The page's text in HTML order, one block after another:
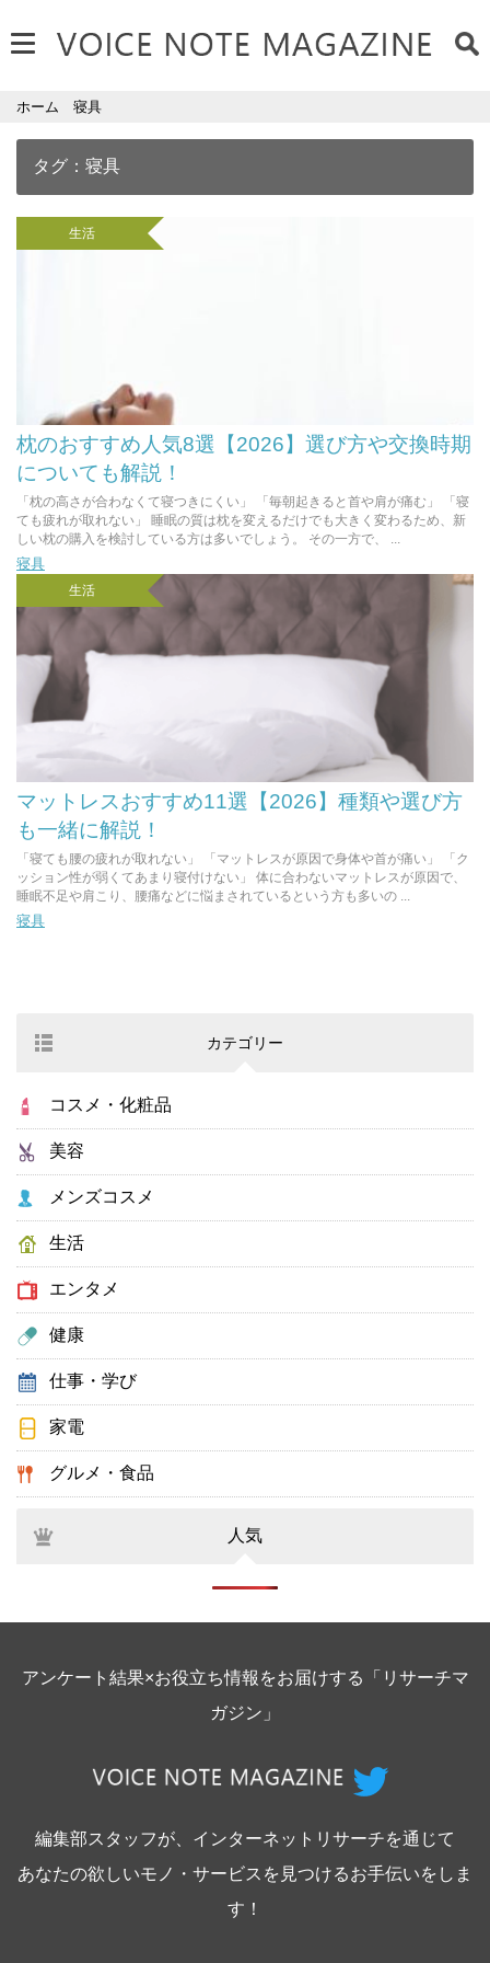
ホーム 寝具
タグ：寝具
生活
枕のおすすめ人気8選【2026】選び方や交換時期
についても解説！
「枕の高さが合わなくて寝つきにくい」 「毎朝起きると首や肩が痛む」 「寝
ても疲れが取れない」 睡眠の質は枕を変えるだけでも大きく変わるため、新
しい枕の購入を検討している方は多いでしょう。 その一方で、 ...
寝具
生活
マットレスおすすめ11選【2026】種類や選び方
も一緒に解説！
「寝ても腰の疲れが取れない」 「マットレスが原因で身体や首が痛い」 「ク
ッション性が弱くてあまり寝付けない」 体に合わないマットレスが原因で、
睡眠不足や肩こり、腰痛などに悩まされているという方も多いの ...
寝具
カテゴリー
コスメ・化粧品
美容
メンズコスメ
生活
エンタメ
健康
仕事・学び
家電
グルメ・食品
人気
アンケート結果×お役立ち情報をお届けする「リサーチマ
ガジン」
編集部スタッフが、インターネットリサーチを通じて
あなたの欲しいモノ・サービスを見つけるお手伝いをしま
す！